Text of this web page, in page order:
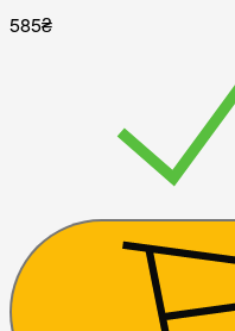
585₴